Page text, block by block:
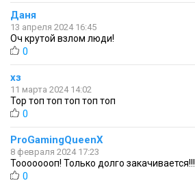
Даня
13 апреля 2024 16:45
Оч крутой взлом люди!
0
хз
11 марта 2024 14:02
Top топ топ топ топ топ
0
ProGamingQueenX
8 февраля 2024 17:23
Тоооооооп! Только долго закачивается!!!
0